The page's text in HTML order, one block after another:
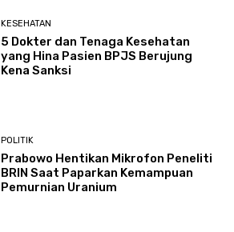
KESEHATAN
5 Dokter dan Tenaga Kesehatan
yang Hina Pasien BPJS Berujung
Kena Sanksi
POLITIK
Prabowo Hentikan Mikrofon Peneliti
BRIN Saat Paparkan Kemampuan
Pemurnian Uranium